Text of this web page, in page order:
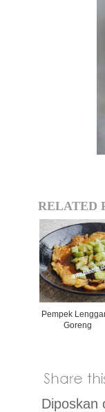
RELATED
Pempek
Goreng
Diposkan